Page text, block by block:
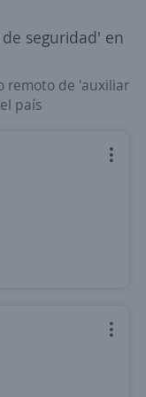
seguridad' en
remoto de 'auxiliar
país